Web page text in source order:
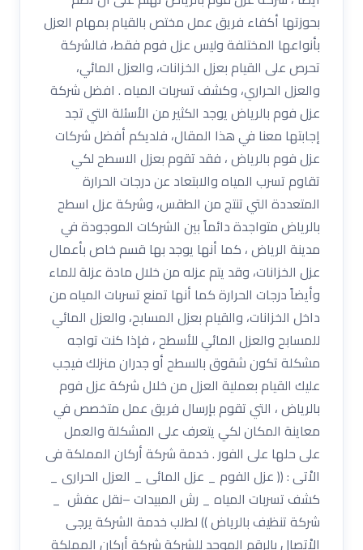
بحوزتها أكفاء فريق عمل مختص بالقيام بمهام العزل
بأنواعها المختلفة وليس عزل فوم فقط، فالشركة
تحرص على القيام بعزل الخزانات، والعزل المائي،
والعزل الحراري، وكشف تسربات المياه . افضل شركة
عزل فوم بالرياض يوجد الكثير من الأسئلة التي تجد
إجابتها معنا في هذا المقال، فلديكم أفضل شركات
عزل فوم بالرياض ، فقد تقوم بعزل الاسطح لكي
تقاوم تسرب المياه والابتعاد عن درجات الحرارة
المتعددة التي تنتج من الطقس، وشركة عزل اسطح
بالرياض متواجدة دائماً بين الشركات الموجودة في
مدينة الرياض ، كما أنها يوجد بها قسم خاص بأعمال
عزل الخزانات، وقد يتم عزله من خلال مادة عزلة للماء
وأيضاً درجات الحرارة كما أنها تمنع تسربات المياه من
داخل الخزانات، والقيام بعزل المسابح، والعزل المائي
للمسابح والعزل المائي للأسطح ، فإذا كنت تواجه
مشكلة تكون شقوق بالسطح أو جدران منزلك فيجب
عليك القيام بعملية العزل من خلال شركة عزل فوم
بالرياض ، التي تقوم بإرسال فريق عمل متخصص في
معاينة المكان لكي يتعرف على المشكلة والعمل
على حلها على الفور . خدمة شركة أركان المملكة فى
الاْتى : (( عزل الفوم _ عزل المائى _ العزل الحرارى _
كشف تسربات المياه _ رش المبيدات –نقل عفش _
شركة تنظيف بالرياض )) لطلب خدمة الشركة يرجى
الاْتصال بالرقم الموحد للشركة شركة أركان المملكة